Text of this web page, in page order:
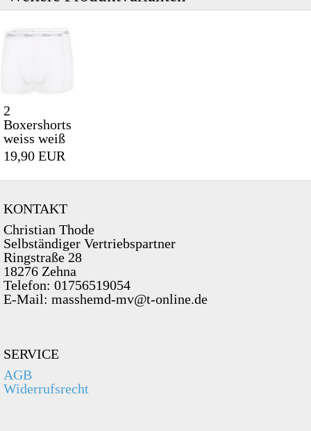
2
Boxershorts
weiss weiß
19,90 EUR
KONTAKT
Christian Thode
Selbständiger Vertriebspartner
Ringstraße 28
18276 Zehna
Telefon: 01756519054
E-Mail: masshemd-mv@t-online.de
SERVICE
AGB
Widerrufsrecht